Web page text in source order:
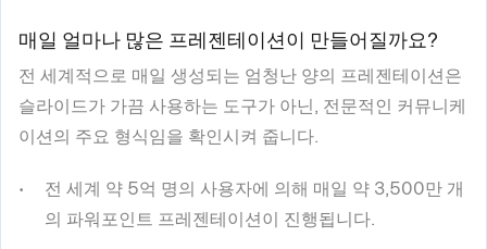
매일 얼마나 많은 프레젠테이션이 만들어질까요?
전 세계적으로 매일 생성되는 엄청난 양의 프레젠테이션은
슬라이드가 가끔 사용하는 도구가 아닌, 전문적인 커뮤니케
이션의 주요 형식임을 확인시켜 줍니다.
전 세계 약 5억 명의 사용자에 의해 매일 약 3,500만 개
의 파워포인트 프레젠테이션이 진행됩니다.